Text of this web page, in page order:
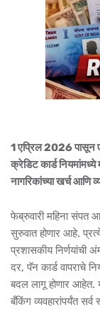
1 एप्रिल 2026 पासून
क्रेडिट कार्ड नियमांमध्ये
नागरिकांच्या खर्च आणि
फेब्रुवारी महिना संपत
सुरुवात होणार आहे.
प्रशासकीय निर्णयांची
दर, पॅन कार्ड वापराचे
बदल लागू होणार आहेत.
बँकिंग व्यवहारांपर्यंत